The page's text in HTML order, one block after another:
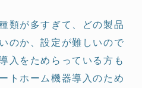
類が多すぎて、どの製品
のか、設定が難しいので
入をためらっている方も
トホーム機器導入のため